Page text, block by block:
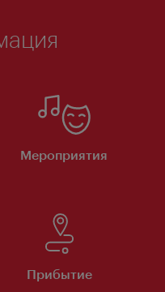
Мероприятия
Прибытие